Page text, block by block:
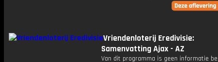
Vriendenloterij Eredivisie:
Samenvatting Ajax - AZ
Van dit programma is geen informatie